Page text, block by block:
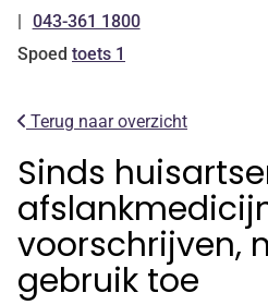
Tel:
043-361 1800
Spoed toets 1
Terug naar overzicht
Sinds
voorschrijven,
gebruik toe